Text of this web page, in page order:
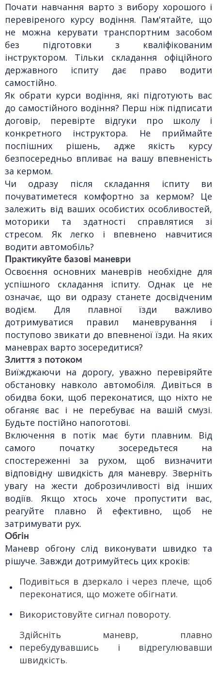
Почати навчання варто з вибору хорошого і
перевіреного курсу водіння. Пам'ятайте, що
не можна керувати транспортним засобом
без підготовки з кваліфікованим
інструктором. Тільки складання офіційного
державного іспиту дає право водити
самостійно.
Як обрати курси водіння, які підготують вас
до самостійного водіння? Перш ніж підписати
договір, перевірте відгуки про школу і
конкретного інструктора. Не приймайте
поспішних рішень, адже якість курсу
безпосередньо впливає на вашу впевненість
за кермом.
Чи одразу після складання іспиту ви
почуватиметеся комфортно за кермом? Це
залежить від ваших особистих особливостей,
моторики та здатності справлятися зі
стресом. Як легко і впевнено навчитися
водити автомобіль?
Практикуйте базові маневри
Освоєння основних маневрів необхідне для
успішного складання іспиту. Однак це не
означає, що ви одразу станете досвідченим
водієм. Для плавної їзди важливо
дотримуватися правил маневрування і
поступово звикати до впевненої їзди. На яких
маневрах варто зосередитися?
Злиття з потоком
Виїжджаючи на дорогу, уважно перевіряйте
обстановку навколо автомобіля. Дивіться в
обидва боки, щоб переконатися, що ніхто не
обганяє вас і не перебуває на вашій смузі.
Будьте постійно напоготові.
Включення в потік має бути плавним. Від
самого початку зосередьтеся на
спостереженні за рухом, щоб визначити
відповідну швидкість для маневру. Зверніть
увагу на жести доброзичливості від інших
водіїв. Якщо хтось хоче пропустити вас,
реагуйте плавно й ефективно, щоб не
затримувати рух.
Обгін
Маневр обгону слід виконувати швидко та
рішуче. Завжди дотримуйтесь цих кроків:
Подивіться в дзеркало і через плече, щоб
переконатися, що можете обігнати.
Використовуйте сигнал повороту.
Здійсніть маневр, плавно
перебудувавшись і відрегулювавши
швидкість.